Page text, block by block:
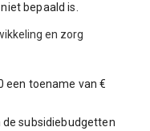
bepaald is.
en zorg
een toename van €
de subsidiebudgetten